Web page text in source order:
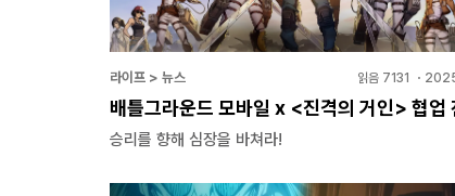
라이프 > 뉴스 읽음 7131 ・
배틀그라운드 모바일 x <진격의 거인> 협업
승리를 향해 심장을 바쳐라!